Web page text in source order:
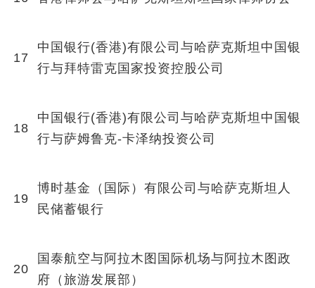
17
中国银行(香港)有限公司与哈萨克斯坦中国银
行与拜特雷克国家投资控股公司
18
中国银行(香港)有限公司与哈萨克斯坦中国银
行与萨姆鲁克-卡泽纳投资公司
19
博时基金（国际）有限公司与哈萨克斯坦人
民储蓄银行
20
国泰航空与阿拉木图国际机场与阿拉木图政
府（旅游发展部）